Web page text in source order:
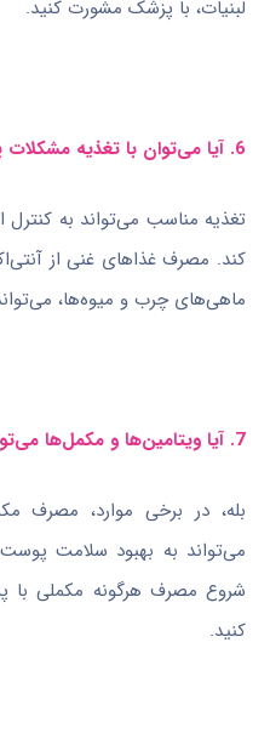
لبنیات، با پزشک مشورت کنید.
6. آیا می‌توان با تغذیه مشکلات پوستی مانند اگزما را کنترل کرد؟
تغذیه مناسب می‌تواند به
کند. مصرف غذاهای غنی از
ماهی‌های چرب و میوه‌ها،
7. آیا ویتامین‌ها و مکمل‌ها می‌توانند به بهبود پوست کمک کنند؟
بله، در برخی موارد، مصرف
می‌تواند به بهبود سلامت
شروع مصرف هرگونه مکملی
کنید.